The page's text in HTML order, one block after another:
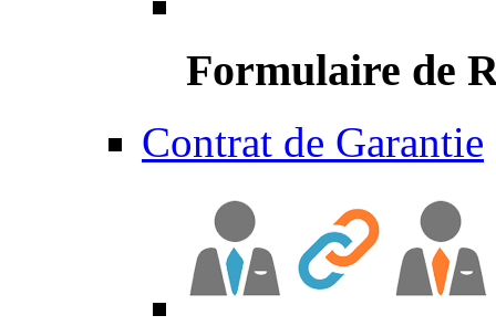
Formulaire de
Contrat de Garantie